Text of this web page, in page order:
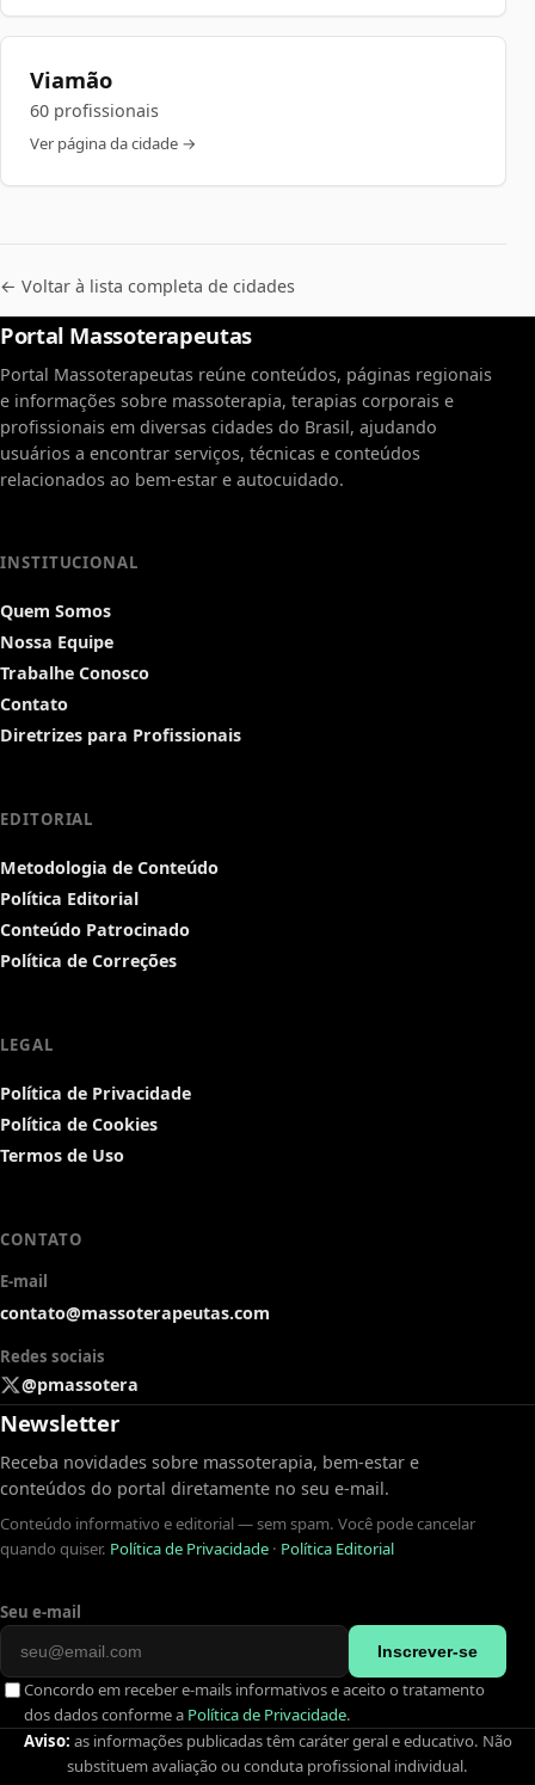
Viamão
60 profissionais
Ver página da cidade →
← Voltar à lista completa de cidades
Portal Massoterapeutas
Portal Massoterapeutas reúne conteúdos, páginas regionais
e informações sobre massoterapia, terapias corporais e
profissionais em diversas cidades do Brasil, ajudando
usuários a encontrar serviços, técnicas e conteúdos
relacionados ao bem-estar e autocuidado.
INSTITUCIONAL
Quem Somos
Nossa Equipe
Trabalhe Conosco
Contato
Diretrizes para Profissionais
EDITORIAL
Metodologia de Conteúdo
Política Editorial
Conteúdo Patrocinado
Política de Correções
LEGAL
Política de Privacidade
Política de Cookies
Termos de Uso
CONTATO
E-mail
contato@massoterapeutas.com
Redes sociais
@pmassotera
Newsletter
Receba novidades sobre massoterapia, bem-estar e
conteúdos do portal diretamente no seu e-mail.
Conteúdo informativo e editorial — sem spam. Você pode cancelar
quando quiser. Política de Privacidade · Política Editorial
Seu e-mail
Inscrever-se
Concordo em receber e-mails informativos e aceito o tratamento
dos dados conforme a Política de Privacidade.
Aviso: as informações publicadas têm caráter geral e educativo. Não
substituem avaliação ou conduta profissional individual.